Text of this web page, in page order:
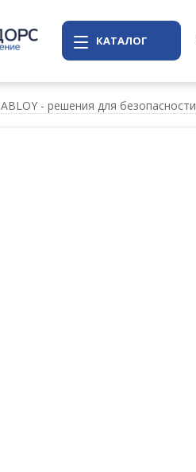
КАТАЛОГ
ABLOY - решения для безопасности